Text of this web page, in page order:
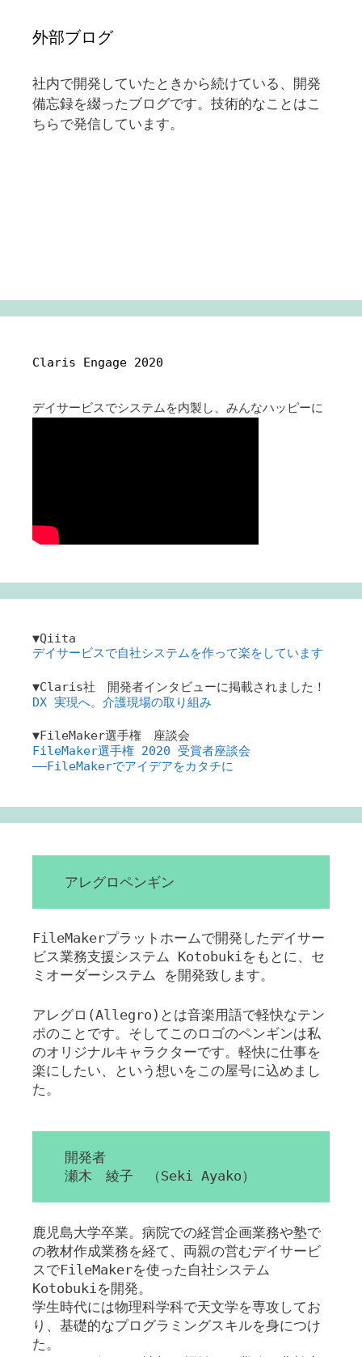
外部ブログ
社内で開発していたときから続けている、開発
備忘録を綴ったブログです。技術的なことはこ
ちらで発信しています。
Claris Engage 2020
デイサービスでシステムを内製し、みんなハッピーに
▼Qiita
デイサービスで自社システムを作って楽をしています
▼Claris社 開発者インタビューに掲載されました！
DX 実現へ。介護現場の取り組み
▼FileMaker選手権 座談会
FileMaker選手権 2020 受賞者座談会
――FileMakerでアイデアをカタチに
アレグロペンギン
FileMakerプラットホームで開発したデイサー
ビス業務支援システム Kotobukiをもとに、セ
ミオーダーシステム を開発致します。
アレグロ(Allegro)とは音楽用語で軽快なテン
ポのことです。そしてこのロゴのペンギンは私
のオリジナルキャラクターです。軽快に仕事を
楽にしたい、という想いをこの屋号に込めまし
た。
開発者
瀬木 綾子 （Seki Ayako）
鹿児島大学卒業。病院での経営企画業務や塾で
の教材作成業務を経て、両親の営むデイサービ
スでFileMakerを使った自社システム
Kotobukiを開発。
学生時代には物理科学科で天文学を専攻してお
り、基礎的なプログラミングスキルを身につけ
た。